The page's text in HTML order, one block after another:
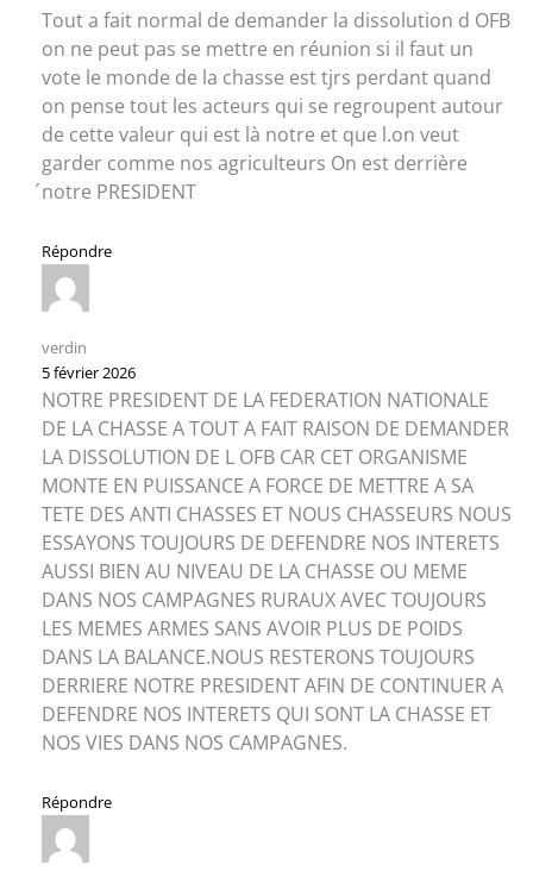
Tout a fait normal de demander la dissolution d OFB
on ne peut pas se mettre en réunion si il faut un
vote le monde de la chasse est tjrs perdant quand
on pense tout les acteurs qui se regroupent autour
de cette valeur qui est là notre et que l.on veut
garder comme nos agriculteurs On est derrière
́notre PRESIDENT
Répondre
verdin
5 février 2026
NOTRE PRESIDENT DE LA FEDERATION NATIONALE
DE LA CHASSE A TOUT A FAIT RAISON DE DEMANDER
LA DISSOLUTION DE L OFB CAR CET ORGANISME
MONTE EN PUISSANCE A FORCE DE METTRE A SA
TETE DES ANTI CHASSES ET NOUS CHASSEURS NOUS
ESSAYONS TOUJOURS DE DEFENDRE NOS INTERETS
AUSSI BIEN AU NIVEAU DE LA CHASSE OU MEME
DANS NOS CAMPAGNES RURAUX AVEC TOUJOURS
LES MEMES ARMES SANS AVOIR PLUS DE POIDS
DANS LA BALANCE.NOUS RESTERONS TOUJOURS
DERRIERE NOTRE PRESIDENT AFIN DE CONTINUER A
DEFENDRE NOS INTERETS QUI SONT LA CHASSE ET
NOS VIES DANS NOS CAMPAGNES.
Répondre